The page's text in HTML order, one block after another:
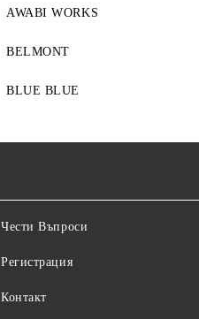
AWABI WORKS
BELMONT
BLUE BLUE
Чести Въпроси
Регистрация
Контакт